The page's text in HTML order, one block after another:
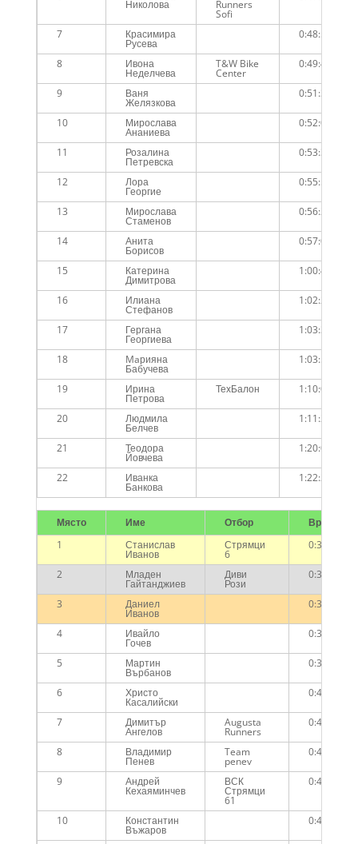
Николова Runners
Sofi
7 Красимира
Русева
0:48:56
8 Ивона
Неделчева
T&W Bike
Center
0:49:42
9 Ваня
Желязкова
0:51:36
10 Мирослава
Ананиева
0:52:03
11 Розалина
Петревска
0:53:32
12 Лора
Георгие
0:55:54
13 Мирослава
Стаменов
0:56:22
14 Анита
Борисов
0:57:05
15 Катерина
Димитрова
1:00:47
16 Илиана
Стефанов
1:02:28
17 Гергана
Георгиева
1:03:31
18 Maрияна
Бабучева
1:03:56
19 Ирина
Петрова
ТехБалон 1:10:05
20 Людмила
Белчев
1:11:23
21 Теодора
Йовчева
1:20:05
22 Иванка
Банкова
1:22:29
Място Име Отбор
Време
1
Станислав
Иванов
Стрямци
6
0:36:24
2 Младен
Гайтанджиев
Диви
Рози
0:36:28
3 Даниел
Иванов
0:38:30
4 Ивайло
Гочев
0:39:51
5 Мартин
Върбанов
0:39:56
6 Христо
Касалийски
0:40:31
7 Димитър
Ангелов
Augusta
Runners
0:40:44
8 Владимир
Пенев
Team
penev
0:42:08
9 Андрей
Кехаяминчев
ВСК
Стрямци
61
0:42:40
10 Константин
Въжаров
0:43:56